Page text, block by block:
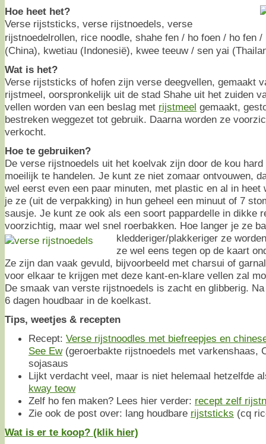
Hoe heet het?
Verse rijststicks, verse rijstnoedels, verse
rijstnoedelrollen, rice noodle, shahe fen / ho foen / ho fen
(China), kwetiau (Indonesië), kwee teeuw / sen yai
Wat is het?
Verse rijststicks of hofen zijn verse deegvellen, gemaakt
rijstmeel, oorspronkelijk uit de stad Shahe uit het zuiden
vellen worden van een beslag met rijstmeel gemaakt,
bestreken weggezet tot gebruik. Daarna worden ze
verkocht.
Hoe te gebruiken?
De verse rijstnoedels uit het koelvak zijn door de kou hard
moeilijk te handelen. Je kunt ze niet zomaar ontvouwen,
wel eerst even een paar minuten, met plastic en al in heet
je ze (uit de verpakking) in hun geheel een minuut of 7
sausje. Je kunt ze ook als een soort pappardelle in dikke
voorzichtig, maar wel snel roerbakken. Hoe langer je ze
kledderiger/plakkeriger ze
ze wel eens tegen op de kaart
Ze zijn dan vaak gevuld, bijvoorbeeld met charsui of
voor elkaar te krijgen met deze kant-en-klare vellen zal
De smaak van verste rijstnoedels is zacht en glibberig.
6 dagen houdbaar in de koelkast.
Tips, weetjes & recepten
Recept: Verse rijstnoodles met biefreepjes en
See Ew(geroerbakte rijstnoedels met varkenshaas,
sojasaus
Lijkt verdacht veel, maar is niet helemaal hetzelfde
kway teow
Zelf ho fen maken? Lees hier verder: recept zelf
Zie ook de post over: lang houdbare rijststicks (cq
Wat is er te koop? (klik hier)